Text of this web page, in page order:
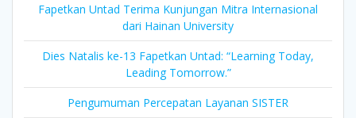
Fapetkan Untad Terima Kunjungan Mitra Internasional
dari Hainan University
Dies Natalis ke-13 Fapetkan Untad: “Learning Today,
Leading Tomorrow.”
Pengumuman Percepatan Layanan SISTER